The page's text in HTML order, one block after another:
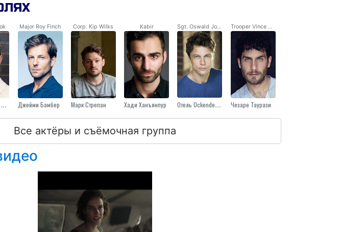
Джонатан Ховард
Major Roy Finch
Джейми Бамбер
Corp. Kip Wilks
Марк Стрепан
Kabir
Хади Ханъянпур
Sgt. Oswald Jones
Отель Ockenden Леон
Trooper Vince Hughes
Чезаре Таурази
Все актёры и съёмочная группа